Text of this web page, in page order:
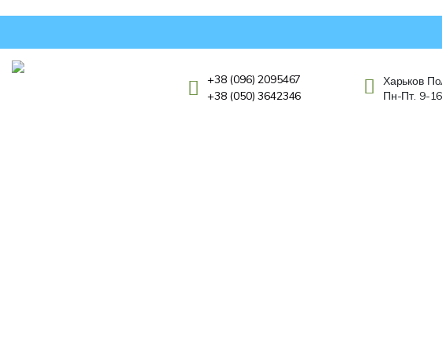
+38 (096) 2095467
+38 (050) 3642346
Харьков
Пн-Пт. 9-